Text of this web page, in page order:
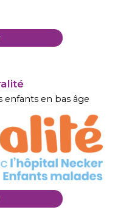
enfants en bas âge